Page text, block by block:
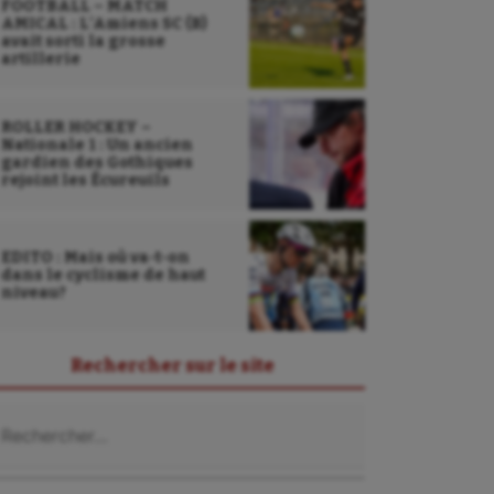
FOOTBALL – MATCH
AMICAL : L’Amiens SC (B)
avait sorti la grosse
artillerie
ROLLER HOCKEY –
Nationale 1 : Un ancien
gardien des Gothiques
rejoint les Écureuils
EDITO : Mais où va-t-on
dans le cyclisme de haut
niveau?
Rechercher sur le site